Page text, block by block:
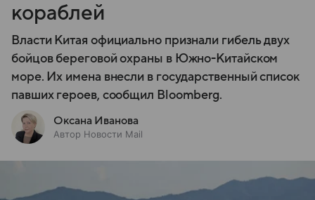
кораблей
Власти Китая официально признали гибель двух
бойцов береговой охраны в Южно-Китайском
море. Их имена внесли в государственный список
павших героев, сообщил Bloomberg.
Оксана Иванова
Автор Новости Mail